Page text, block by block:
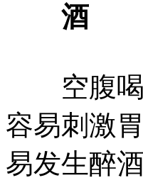
酒
空腹喝
容易刺激
易发生醉